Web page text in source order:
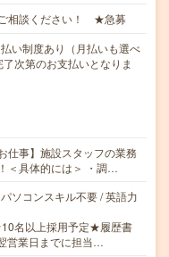
相談ください！ ★急募
制度あり（月払いも選べ
次第のお支払いとなりま
仕事】施設スタッフの業務
＜具体的には＞ ・調…
ソコンスキル不要 / 英語力
名以上採用予定★履歴書
営業日までに担当…